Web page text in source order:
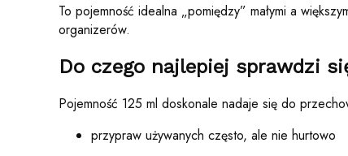
To pojemność idealna „pomiędzy” małymi a
organizerów.
Do czego najlepiej sprawdzi
Pojemność 125 ml doskonale nadaje się do
przypraw używanych często, ale nie hurtowo